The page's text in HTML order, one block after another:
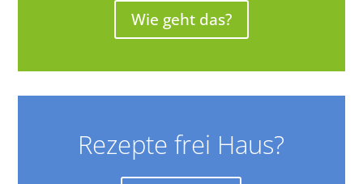
Wie geht das?
Rezepte frei Haus?